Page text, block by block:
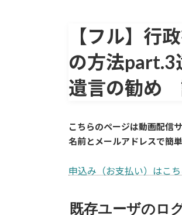
【フル】行
の方法part.3
遺言の勧め
こちらのページは動画配信
名前とメールアドレスで簡
申込み（お支払い）はこち
既存ユーザのロ